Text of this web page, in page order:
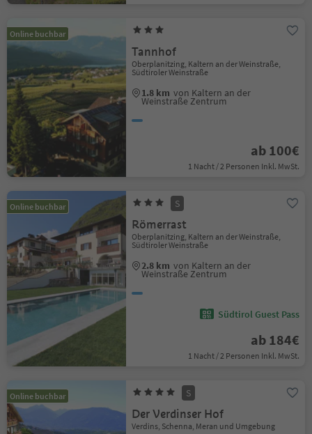
Online buchbar
Tannhof
Oberplanitzing, Kaltern an der Weinstraße,
Südtiroler Weinstraße
1.8 km von Kaltern an der
Weinstraße Zentrum
ab 100€
1 Nacht / 2 Personen Inkl. MwSt.
Online buchbar S
Römerrast
Oberplanitzing, Kaltern an der Weinstraße,
Südtiroler Weinstraße
2.8 km von Kaltern an der
Weinstraße Zentrum
Südtirol Guest Pass
ab 184€
1 Nacht / 2 Personen Inkl. MwSt.
Online buchbar S
Der Verdinser Hof
Verdins, Schenna, Meran und Umgebung